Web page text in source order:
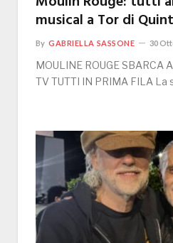
musical a Tor di
By GABRIELLA SASSONE 30
MOULINE ROUGE SBARCA
TV TUTTI IN PRIMA FILA La